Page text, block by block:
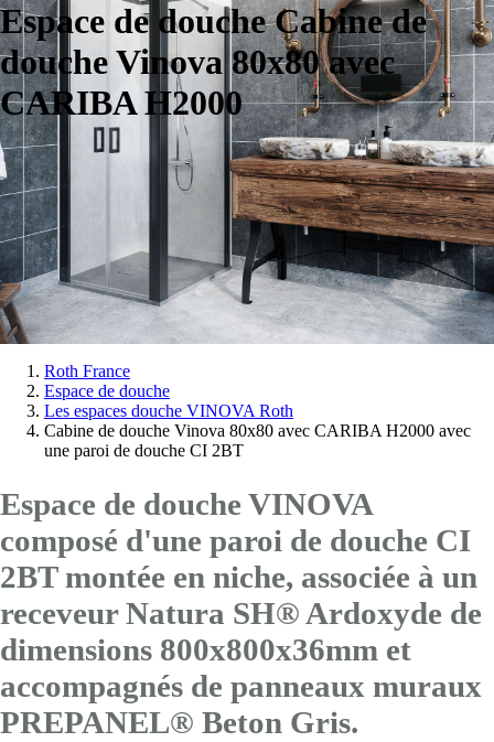
Espace de douche Cabine de
douche Vinova 80x80 avec
CARIBA H2000
Vous
êtes
Roth France
Espace de douche
Les espaces douche VINOVA Roth
Cabine de douche Vinova 80x80 avec CARIBA H2000 avec
une paroi de douche CI 2BT
Espace de douche VINOVA
composé d'une paroi de douche CI
2BT montée en niche, associée à un
receveur Natura SH® Ardoxyde de
dimensions 800x800x36mm et
accompagnés de panneaux muraux
PREPANEL® Beton Gris.